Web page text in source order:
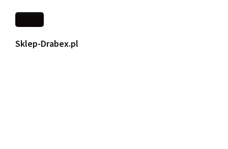
Sklep-Drabex.pl